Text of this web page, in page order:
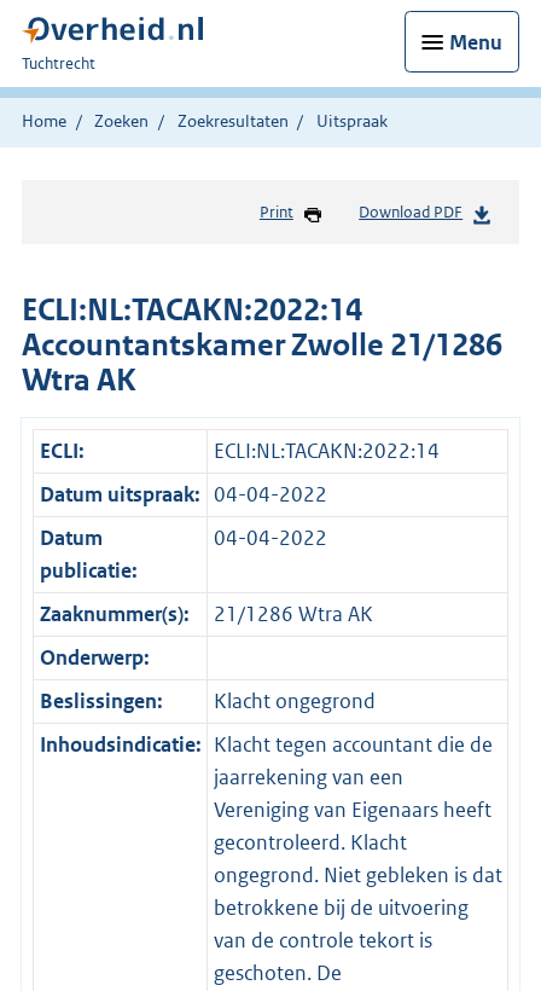
Menu
U
bent
hier:
Tuchtrecht
Home Zoeken Zoekresultaten Uitspraak
Print Download PDF
ECLI:NL:TACAKN:2022:14
Accountantskamer Zwolle 21/1286
Wtra AK
ECLI:
ECLI:NL:TACAKN:2022:14
Datum uitspraak: 04-04-2022
Datum
publicatie:
04-04-2022
Zaaknummer(s):
21/1286 Wtra AK
Onderwerp:
Beslissingen:
Klacht ongegrond
Inhoudsindicatie: Klacht tegen accountant die de
jaarrekening van een
Vereniging van Eigenaars heeft
gecontroleerd. Klacht
ongegrond. Niet gebleken is dat
betrokkene bij de uitvoering
van de controle tekort is
geschoten. De